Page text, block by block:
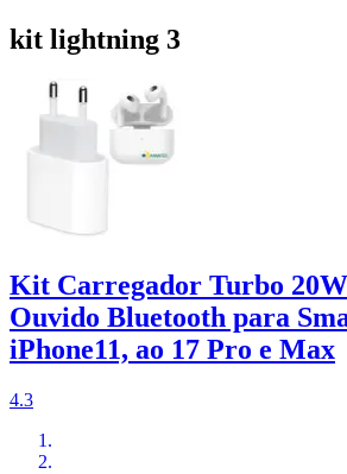
kit lightning 3
Kit Carregador Turbo 20W
Ouvido Bluetooth para
iPhone11, ao 17 Pro e Max
4.3